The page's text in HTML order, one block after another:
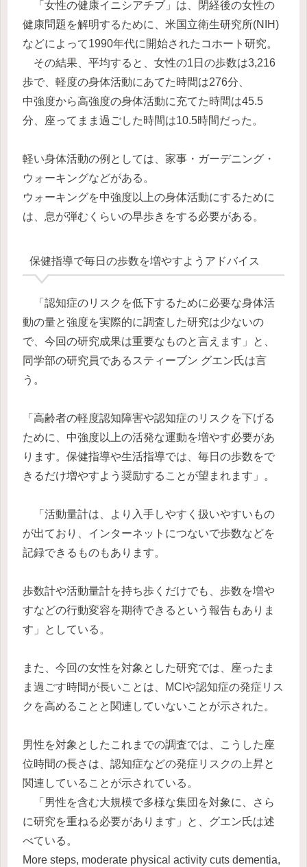
「女性の健康イニシアチブ」は、閉経後の女性の
健康問題を解明するために、米国立衛生研究所(NIH)
などによって1990年代に開始されたコホート研究。
その結果、平均すると、女性の1日の歩数は3,216
歩で、軽度の身体活動にあてた時間は276分、
中強度から高強度の身体活動に充てた時間は45.5
分、座ってまま過ごした時間は10.5時間だった。
軽い身体活動の例としては、家事・ガーデニング・
ウォーキングなどがある。
ウォーキングを中強度以上の身体活動にするために
は、息が弾むくらいの早歩きをする必要がある。
保健指導で毎日の歩数を増やすようアドバイス
「認知症のリスクを低下するために必要な身体活
動の量と強度を実際的に調査した研究は少ないの
で、今回の研究成果は重要なものと言えます」と、
同学部の研究員であるスティーブン グエン氏は言
う。
「高齢者の軽度認知障害や認知症のリスクを下げる
ために、中強度以上の活発な運動を増やす必要があ
ります。保健指導や生活指導では、毎日の歩数をで
きるだけ増やすよう奨励することが望まれます」。
「活動量計は、より入手しやすく扱いやすいもの
が出ており、インターネットにつないで歩数などを
記録できるものもあります。
歩数計や活動量計を持ち歩くだけでも、歩数を増や
すなどの行動変容を期待できるという報告もありま
す」としている。
また、今回の女性を対象とした研究では、座ったま
ま過ごす時間が長いことは、MCIや認知症の発症リス
クを高めることと関連していないことが示された。
男性を対象としたこれまでの調査では、こうした座
位時間の長さは、認知症などの発症リスクの上昇と
関連していることが示されている。
「男性を含む大規模で多様な集団を対象に、さら
に研究を重ねる必要があります」と、グエン氏は述
べている。
More steps, moderate physical activity cuts dementia,